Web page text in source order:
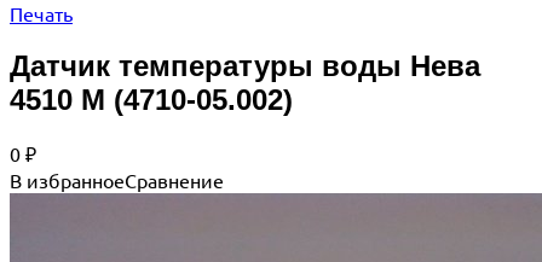
Печать
Датчик температуры воды Нева
4510 М (4710-05.002)
0 ₽
В избранноеСравнение